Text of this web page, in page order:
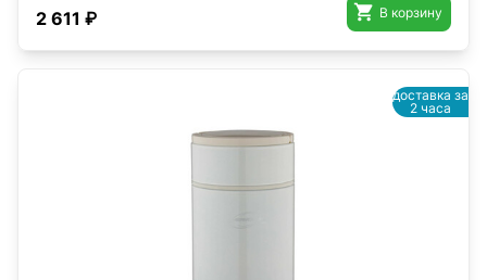
2 611 ₽  В корзину
доставка за
2 часа